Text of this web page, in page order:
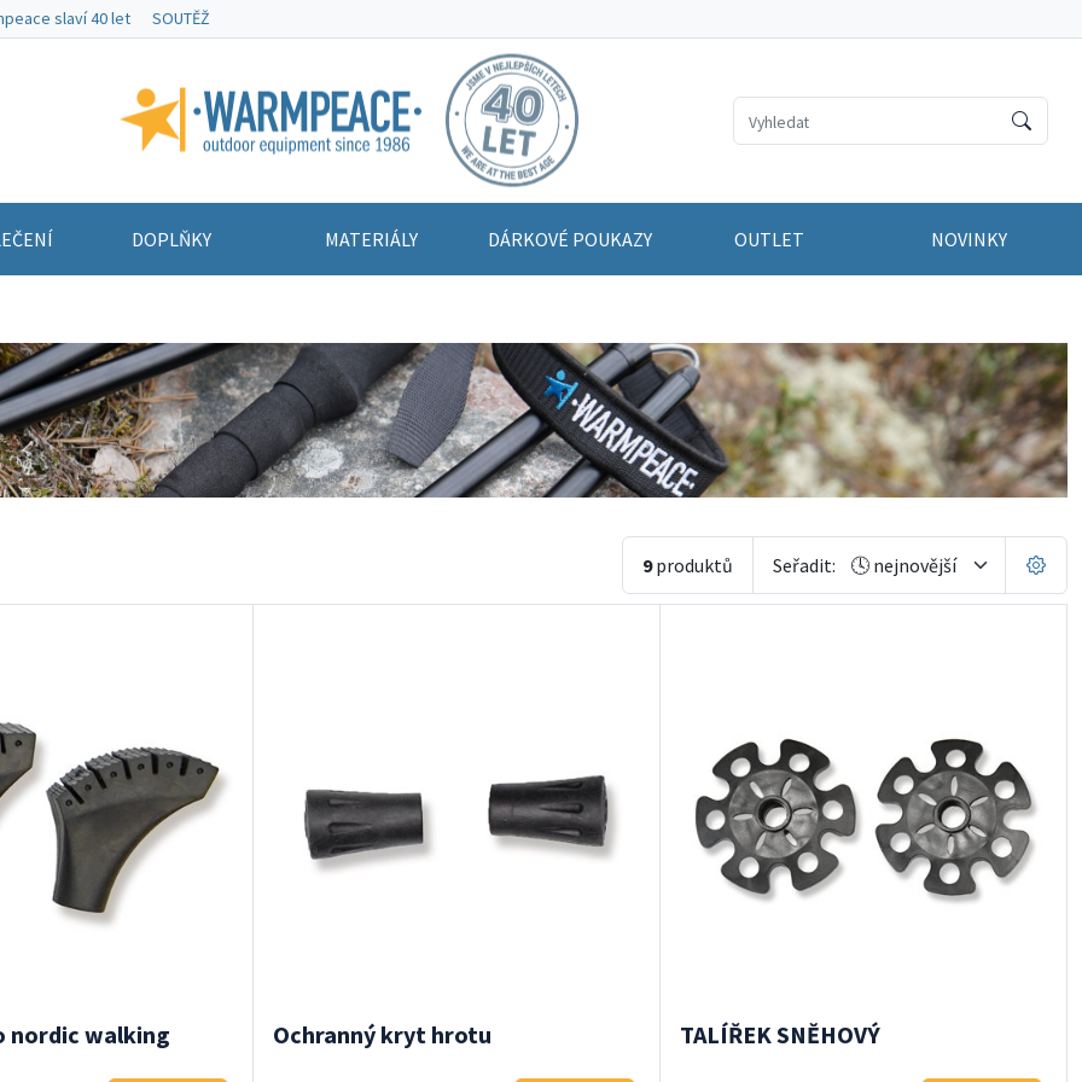
slaví 40 let SOUTĚŽ
Warmpeace
DOPLŇKY MATERIÁLY DÁRKOVÉ POUKAZY OUTLET NOVINKY
9produktů Seřadit:
nordic walking Ochranný kryt hrotu TALÍŘEK SNĚHOVÝ